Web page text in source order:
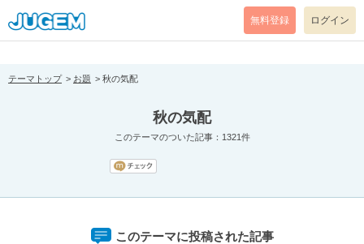
[pear_error: message="Success" code=0 mode=return level=notice
prefix="" info=""]
無料登録 ログイン
テーマトップ お題 秋の気配
秋の気配
このテーマのついた記事：1321件
このテーマに投稿された記事